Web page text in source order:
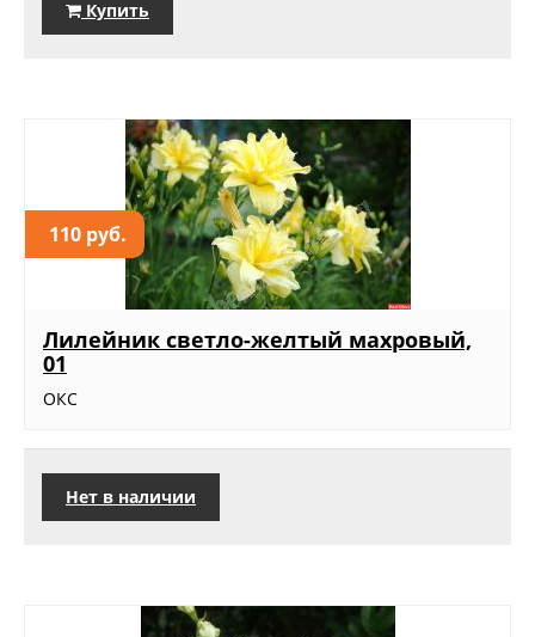
Купить
110 руб.
Лилейник светло-желтый махровый,
01
ОКС
Нет в наличии